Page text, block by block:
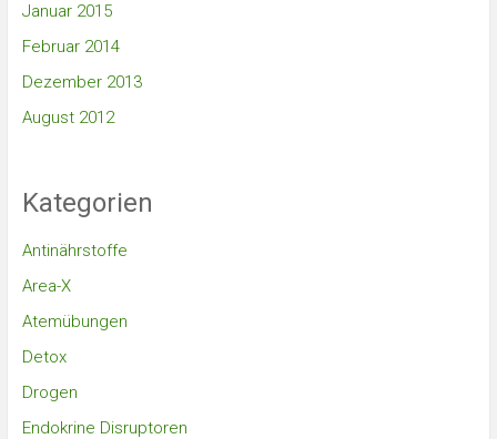
Januar 2015
Februar 2014
Dezember 2013
August 2012
Kategorien
Antinährstoffe
Area-X
Atemübungen
Detox
Drogen
Endokrine Disruptoren